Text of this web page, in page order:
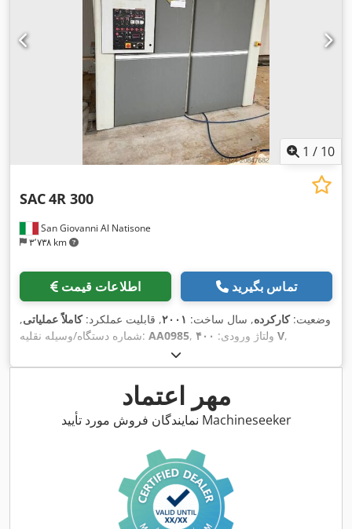
1 / 10
San Giovanni Al Natisone
۳٬۷۳۸ km
SAC4R 300
اطلاعات قیمت تماس بگیرید
وضعیت:کارکرده, سال ساخت: ۲۰۰۱, قابلیت عملکرد:کاملاً عملیاتی,
شماره دستگاه/وسیله نقلیه: AA0985 , ولتاژ ورودی: ۴۰۰ V,
مهر اعتماد
نمایندگان فروش مورد تأیید Machineseeker